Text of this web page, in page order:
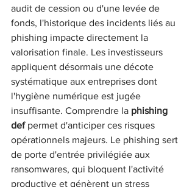
audit de cession ou d'une levée de
fonds, l'historique des incidents liés au
phishing impacte directement la
valorisation finale. Les investisseurs
appliquent désormais une décote
systématique aux entreprises dont
l'hygiène numérique est jugée
insuffisante. Comprendre la phishing
def permet d'anticiper ces risques
opérationnels majeurs. Le phishing sert
de porte d'entrée privilégiée aux
ransomwares, qui bloquent l'activité
productive et génèrent un stress